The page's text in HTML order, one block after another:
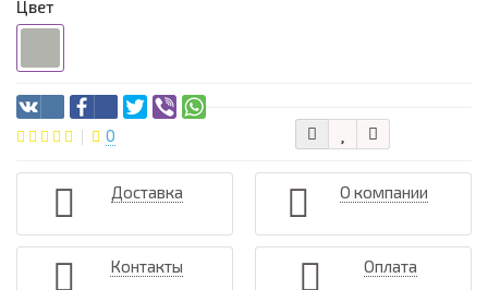
Цвет
0
Доставка О компании
Контакты Оплата